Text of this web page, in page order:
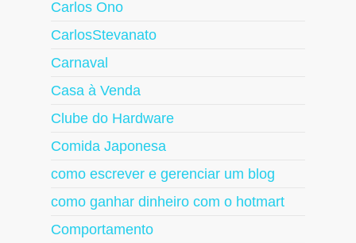
Carlos Ono
CarlosStevanato
Carnaval
Casa à Venda
Clube do Hardware
Comida Japonesa
como escrever e gerenciar um blog
como ganhar dinheiro com o hotmart
Comportamento